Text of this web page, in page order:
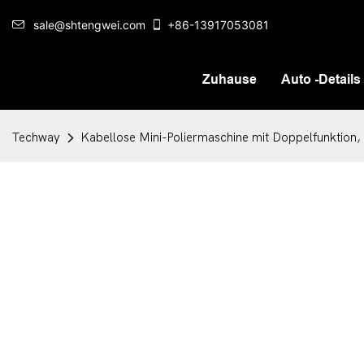
sale@shtengwei.com +86-13917053081
Zuhause Auto -Details
Techway Kabellose Mini-Poliermaschine mit